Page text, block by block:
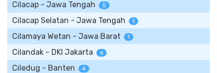
Cilacap - Jawa Tengah 5
Cilacap Selatan - Jawa Tengah 1
Cilamaya Wetan - Jawa Barat 1
Cilandak - DKI Jakarta 6
Ciledug - Banten 4